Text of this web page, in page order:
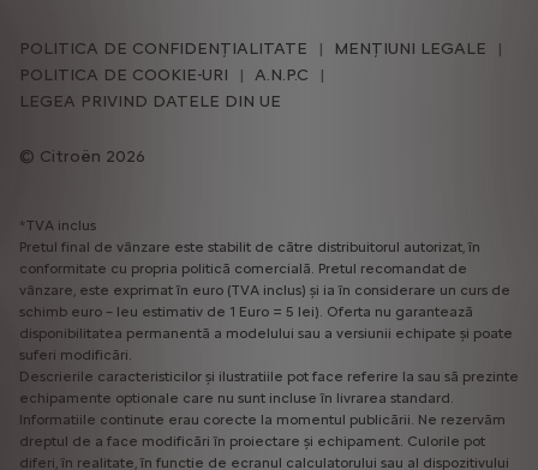
Citroën 2026
POLITICA DE CONFIDENȚIALITATE
MENȚIUNI LEGALE
POLITICA DE COOKIE-URI
A.N.P.C
LEGEA PRIVIND DATELE DIN UE
*TVA inclus
Pretul final de vânzare este stabilit de către distribuitorul autorizat, în
conformitate cu propria politică comercială. Pretul recomandat de
vânzare, este exprimat în euro (TVA inclus) și ia în considerare un curs de
schimb euro – leu estimativ de 1 Euro = 5 lei). Oferta nu garantează
disponibilitatea permanentă a modelului sau a versiunii echipate și poate
suferi modificări.
Descrierile caracteristicilor și ilustratiile pot face referire la sau să prezinte
echipamente optionale care nu sunt incluse în livrarea standard.
Informatiile continute erau corecte la momentul publicării. Ne rezervăm
dreptul de a face modificări în proiectare și echipament. Culorile pot
diferi, în realitate, în functie de ecranul calculatorului sau al dispozitivului